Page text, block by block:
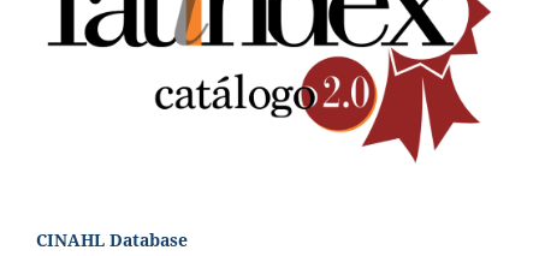
CINAHL Database